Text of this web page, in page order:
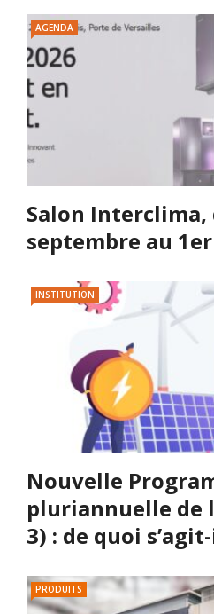
AGENDA
Salon Interclima,
septembre au
INSTITUTION
Nouvelle
pluriannuelle de
3) : de quoi
PRODUITS